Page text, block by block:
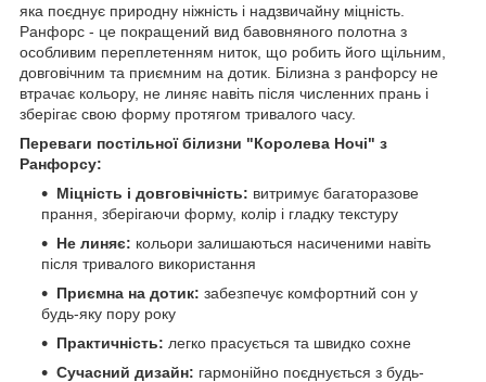
яка поєднує природну ніжність і надзвичайну міцність.
Ранфорс - це покращений вид бавовняного полотна з
особливим переплетенням ниток, що робить його щільним,
довговічним та приємним на дотик. Білизна з ранфорсу не
втрачає кольору, не линяє навіть після численних прань і
зберігає свою форму протягом тривалого часу.
Переваги постільної білизни "Королева Ночі" з
Ранфорсу:
Міцність і довговічність: витримує багаторазове
прання, зберігаючи форму, колір і гладку текстуру
Не линяє: кольори залишаються насиченими навіть
після тривалого використання
Приємна на дотик: забезпечує комфортний сон у
будь-яку пору року
Практичність: легко прасується та швидко сохне
Сучасний дизайн: гармонійно поєднується з будь-